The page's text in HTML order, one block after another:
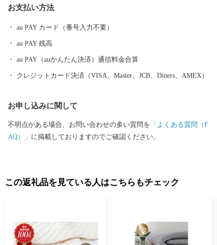
木工品、陶芸など、 多種多様な謝礼品を取り揃えており、 なかで
お支払い方法
au PAY カード（番号入力不要）
au PAY 残高
au PAY（auかんたん決済）通信料金合算
クレジットカード決済（VISA、Master、JCB、Diners、AMEX）
お申し込みに関して
不明点がある場合、お問い合わせの多い質問を 「よくある質問（F
AQ）」 に掲載しておりますのでご確認ください。
この返礼品を見ている人はこちらもチェック